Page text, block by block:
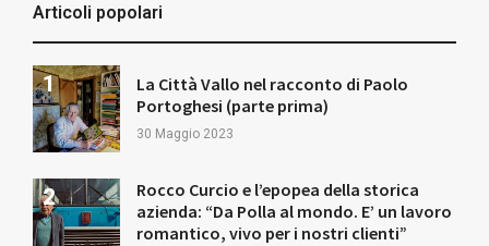
Articoli popolari
La Città Vallo nel racconto di Paolo
Portoghesi (parte prima)
30 Maggio 2023
Rocco Curcio e l’epopea della storica
azienda: “Da Polla al mondo. E’ un lavoro
romantico, vivo per i nostri clienti”